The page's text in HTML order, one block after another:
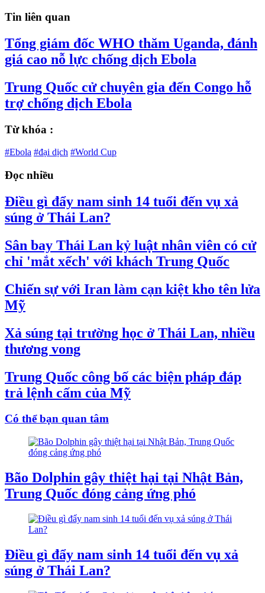
Tin liên quan
Tổng giám đốc WHO thăm Uganda, đánh
giá cao nỗ lực chống dịch Ebola
Trung Quốc cử chuyên gia đến Congo hỗ
trợ chống dịch Ebola
Từ khóa :
#Ebola #đại dịch #World Cup
Đọc nhiều
Điều gì đẩy nam sinh 14 tuổi đến vụ xả
súng ở Thái Lan?
Sân bay Thái Lan kỷ luật nhân viên có cử
chỉ 'mắt xếch' với khách Trung Quốc
Chiến sự với Iran làm cạn kiệt kho tên lửa
Mỹ
Xả súng tại trường học ở Thái Lan, nhiều
thương vong
Trung Quốc công bố các biện pháp đáp
trả lệnh cấm của Mỹ
Có thể bạn quan tâm
Bão Dolphin gây thiệt hại tại Nhật Bản,
Trung Quốc đóng cảng ứng phó
Điều gì đẩy nam sinh 14 tuổi đến vụ xả
súng ở Thái Lan?